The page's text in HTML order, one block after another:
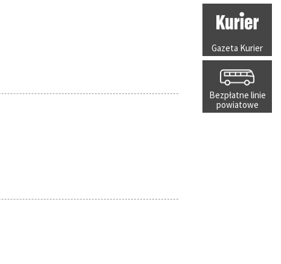
Gazeta Kurier
Bezpłatne linie
powiatowe